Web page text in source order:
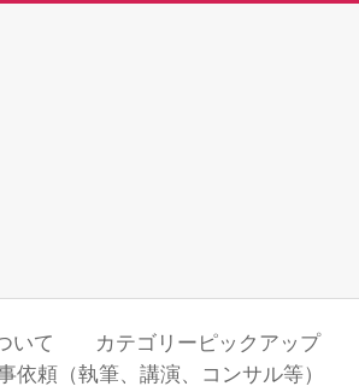
いて
カテゴリーピックアップ
依頼（執筆、講演、コンサル等）